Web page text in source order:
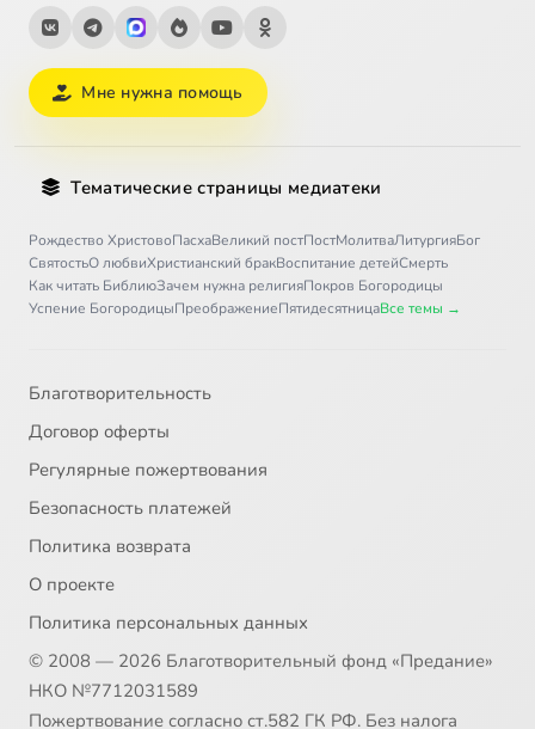
Мне нужна помощь
Тематические страницы медиатеки
Рождество ХристовоПасхаВеликий постПостМолитваЛитургияБог
СвятостьО любвиХристианский бракВоспитание детейСмерть
Как читать БиблиюЗачем нужна религияПокров Богородицы
Успение БогородицыПреображениеПятидесятницаВсе темы →
Благотворительность
Договор оферты
Регулярные пожертвования
Безопасность платежей
Политика возврата
О проекте
Политика персональных данных
© 2008 — 2026 Благотворительный фонд «Предание»
НКО №7712031589
Пожертвование согласно ст.582 ГК РФ. Без налога